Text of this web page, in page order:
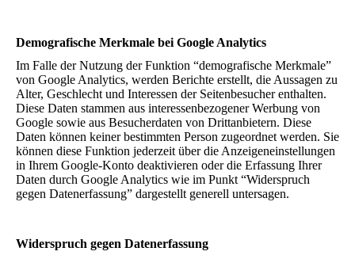
Demografische Merkmale bei Google Analytics
Im Falle der Nutzung der Funktion “demografische Merkmale”
von Google Analytics, werden Berichte erstellt, die Aussagen zu
Alter, Geschlecht und Interessen der Seitenbesucher enthalten.
Diese Daten stammen aus interessenbezogener Werbung von
Google sowie aus Besucherdaten von Drittanbietern. Diese
Daten können keiner bestimmten Person zugeordnet werden. Sie
können diese Funktion jederzeit über die Anzeigeneinstellungen
in Ihrem Google-Konto deaktivieren oder die Erfassung Ihrer
Daten durch Google Analytics wie im Punkt “Widerspruch
gegen Datenerfassung” dargestellt generell untersagen.
Widerspruch gegen Datenerfassung